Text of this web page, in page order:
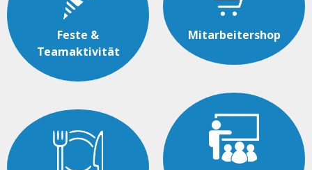
Feste &
Teamaktivität
Mitarbeitershop